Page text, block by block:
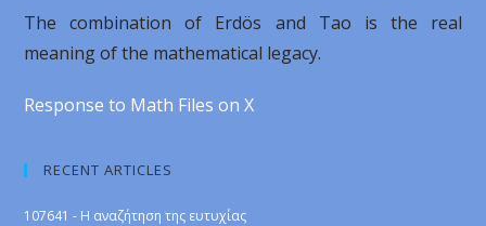
The combination of Erdös and Tao is the real
meaning of the mathematical legacy.
Response to Math Files on X
RECENT ARTICLES
107641 - Η αναζήτηση της ευτυχίας